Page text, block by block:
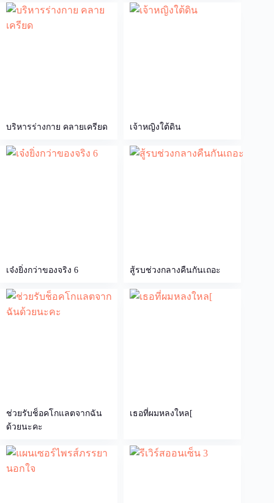
บริหารร่างกาย คลายเครียด เจ้าหญิงใต้ดิน
เจ๋งยิ่งกว่าของจริง 6 สู้รบช่วงกลางคืนกันเถอะ
ช่วยรับช็อคโกแลตจากฉัน
ด้วยนะคะ
เธอที่ผมหลงใหล[